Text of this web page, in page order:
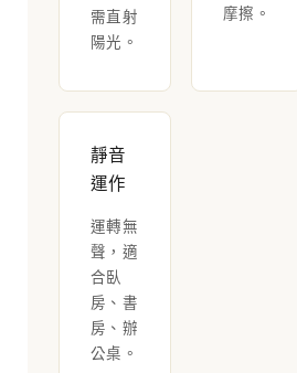
需直射
陽光。
摩擦。
靜音
運作
運轉無
聲，適
合臥
房、書
房、辦
公桌。